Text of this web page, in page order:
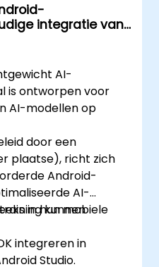
integratie van
AI-
is ontworpen voor
AI-modellen op
door een
plaatse), richt zich
Android-
AI-
in hun mobiele
kunnen
integreren in
Studio.